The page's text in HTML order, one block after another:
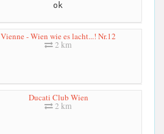
ok
Vienne - Wien wie es lacht...! Nr.12
2 km
Ducati Club Wien
2 km